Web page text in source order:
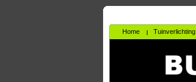
Home Tuinverlichting